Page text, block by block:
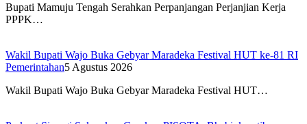
Bupati Mamuju Tengah Serahkan Perpanjangan Perjanjian Kerja
PPPK…
Wakil Bupati Wajo Buka Gebyar Maradeka Festival HUT ke-81 RI
Pemerintahan5 Agustus 2026
Wakil Bupati Wajo Buka Gebyar Maradeka Festival HUT…